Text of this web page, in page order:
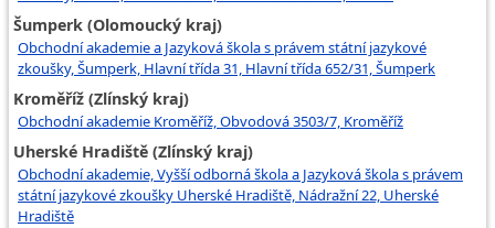
Šumperk (Olomoucký kraj)
Obchodní akademie a Jazyková škola s právem státní jazykové
zkoušky, Šumperk, Hlavní třída 31, Hlavní třída 652/31, Šumperk
Kroměříž (Zlínský kraj)
Obchodní akademie Kroměříž, Obvodová 3503/7, Kroměříž
Uherské Hradiště (Zlínský kraj)
Obchodní akademie, Vyšší odborná škola a Jazyková škola s právem
státní jazykové zkoušky Uherské Hradiště, Nádražní 22, Uherské
Hradiště